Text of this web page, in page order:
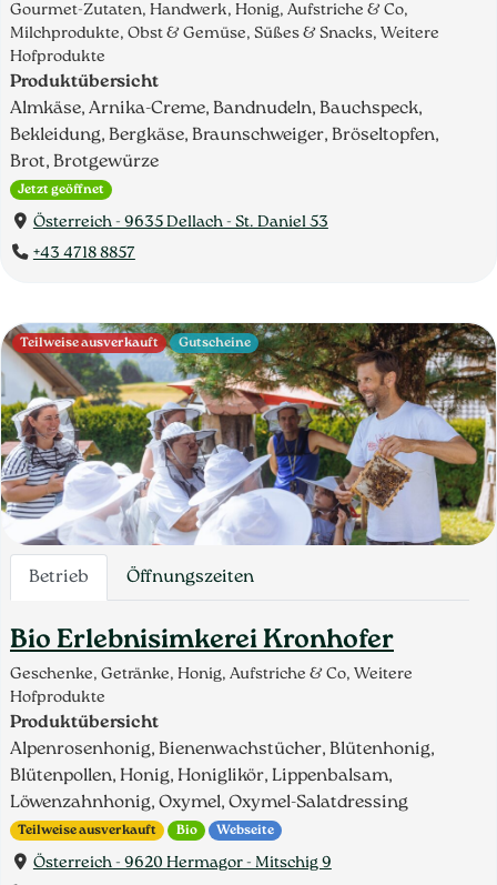
Gourmet-Zutaten, Handwerk, Honig, Aufstriche & Co,
Milchprodukte, Obst & Gemüse, Süßes & Snacks, Weitere
Hofprodukte
Produktübersicht
Almkäse, Arnika-Creme, Bandnudeln, Bauchspeck,
Bekleidung, Bergkäse, Braunschweiger, Bröseltopfen,
Brot, Brotgewürze
Jetzt geöffnet
Österreich - 9635 Dellach - St. Daniel 53
+43 4718 8857
Betrieb Öffnungszeiten
Bio Erlebnisimkerei Kronhofer
Geschenke, Getränke, Honig, Aufstriche & Co, Weitere
Hofprodukte
Produktübersicht
Alpenrosenhonig, Bienenwachstücher, Blütenhonig,
Blütenpollen, Honig, Honiglikör, Lippenbalsam,
Löwenzahnhonig, Oxymel, Oxymel-Salatdressing
Teilweise ausverkauft Bio Webseite
Österreich - 9620 Hermagor - Mitschig 9
Teilweise ausverkauft Gutscheine